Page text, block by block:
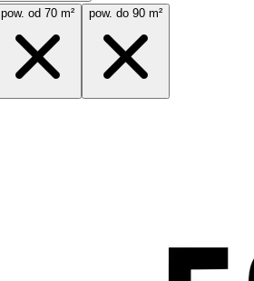
pow. od 70 m² pow. do 90 m²